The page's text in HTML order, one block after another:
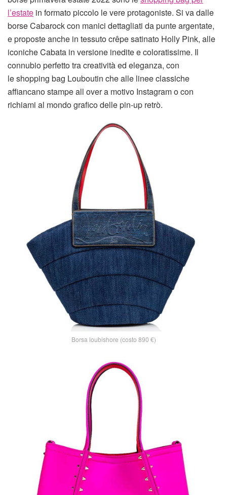
l’estate in formato piccolo le vere protagoniste. Si va dalle
borse Cabarock con manici dettagliati da punte argentate,
e proposte anche in tessuto crêpe satinato Holly Pink, alle
iconiche Cabata in versione inedite e coloratissime. Il
connubio perfetto tra creatività ed eleganza, con
le shopping bag Louboutin che alle linee classiche
affiancano stampe all over a motivo Instagram o con
richiami al mondo grafico delle pin-up retrò.
Borsa loubishore (costo 890 €)